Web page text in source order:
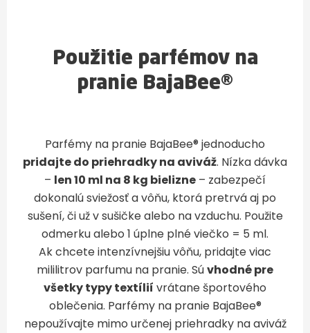
Použitie parfémov na
pranie BajaBee®
Parfémy na pranie BajaBee® jednoducho
pridajte do priehradky na aviváž. Nízka dávka
– len 10 ml na 8 kg bielizne – zabezpečí
dokonalú sviežosť a vôňu, ktorá pretrvá aj po
sušení, či už v sušičke alebo na vzduchu. Použite
odmerku alebo 1 úplne plné viečko = 5 ml.
Ak chcete intenzívnejšiu vôňu, pridajte viac
mililitrov parfumu na pranie. Súvhodné pre
všetky typy textílií vrátane športového
oblečenia. Parfémy na pranie BajaBee®
nepoužívajte mimo určenej priehradky na aviváž